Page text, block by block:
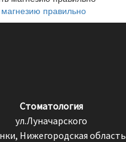
правильно
Стоматология
ул.Луначарского
Нижегородская область